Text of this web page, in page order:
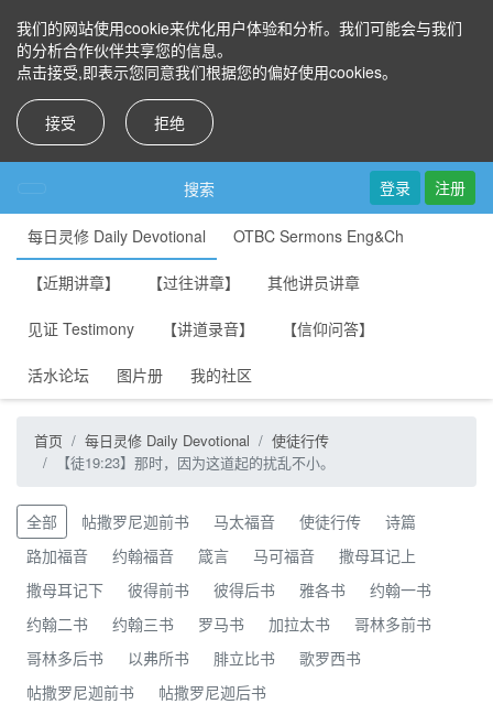
我们的网站使用cookie来优化用户体验和分析。我们可能会与我们
的分析合作伙伴共享您的信息。
点击接受,即表示您同意我们根据您的偏好使用cookies。
接受 拒绝
搜索 登录 注册
每日灵修 Daily Devotional OTBC Sermons Eng&Ch
【近期讲章】 【过往讲章】 其他讲员讲章
见证 Testimony 【讲道录音】 【信仰问答】
活水论坛 图片册 我的社区
首页 每日灵修 Daily Devotional
使徒行传
【徒19:23】那时，因为这道起的扰乱不小。
全部 帖撒罗尼迦前书 马太福音 使徒行传
诗篇
路加福音
约翰福音 箴言 马可福音
撒母耳记上
撒母耳记下
彼得前书 彼得后书 雅各书
约翰一书
约翰二书
约翰三书 罗马书 加拉太书
哥林多前书
哥林多后书
以弗所书 腓立比书
歌罗西书
帖撒罗尼迦前书
帖撒罗尼迦后书